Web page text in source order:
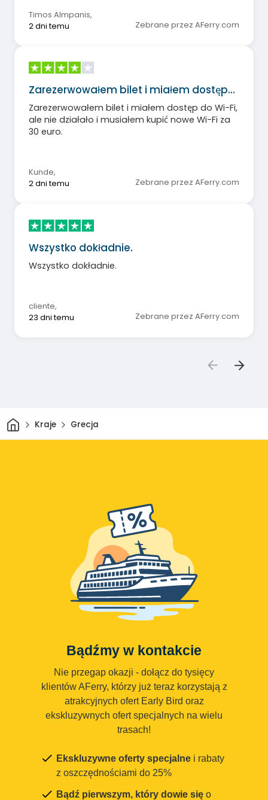
Timos Almpanis,
2 dni temu
Zebrane przez AFerry.com
Zarezerwowałem bilet i miałem dostęp…
Zarezerwowałem bilet i miałem dostęp do Wi-Fi,
ale nie działało i musiałem kupić nowe Wi-Fi za
30 euro.
Kunde,
2 dni temu
Zebrane przez AFerry.com
Wszystko dokładnie.
Wszystko dokładnie.
cliente,
23 dni temu
Zebrane przez AFerry.com
DomKraje Grecja
Bądźmy w kontakcie
Nie przegap okazji - dołącz do tysięcy
klientów AFerry, którzy już teraz korzystają z
atrakcyjnych ofert Early Bird oraz
ekskluzywnych ofert specjalnych na wielu
trasach!
Ekskluzywne oferty specjalne i rabaty
z oszczędnościami do 25%
Bądź pierwszym, który dowie się o